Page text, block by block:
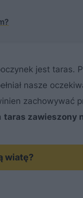
jest taras.
nasze
zachowywać
taras zawieszony
wiatę?